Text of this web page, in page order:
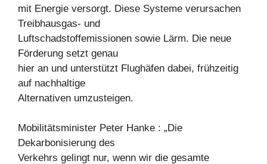
mit Energie versorgt. Diese Systeme verursachen
Treibhausgas- und
Luftschadstoffemissionen sowie Lärm. Die neue
Förderung setzt genau
hier an und unterstützt Flughäfen dabei, frühzeitig
auf nachhaltige
Alternativen umzusteigen.
Mobilitätsminister Peter Hanke : „Die
Dekarbonisierung des
Verkehrs gelingt nur, wenn wir die gesamte